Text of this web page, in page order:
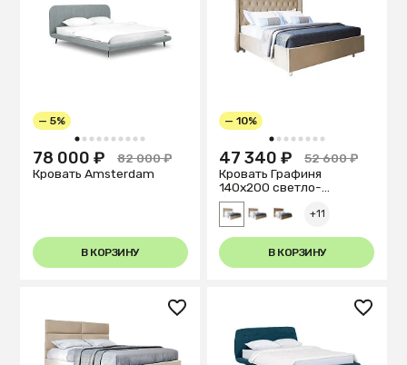
1 2 3 4 5 6 7 8 9 10
— 5%
78 000 ₽
82 000 ₽
Кровать Amsterdam
В КОРЗИНУ
1 2 3 4 5 6 7 8
— 10%
47 340 ₽
52 600 ₽
Кровать Графиня
140х200 светло-
бежевого цвета
+11
В КОРЗИНУ